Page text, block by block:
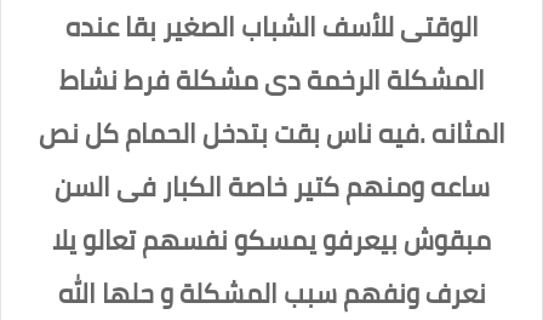
الوقتى للأسف الشباب الصغير بقا عنده
المشكلة الرخمة دى مشكلة فرط نشاط
المثانه .فيه ناس بقت بتدخل الحمام كل نص
ساعه ومنهم كتير خاصة الكبار فى السن
مبقوش بيعرفو يمسكو نفسهم تعالو يلا
نعرف ونفهم سبب المشكلة و حلها الله